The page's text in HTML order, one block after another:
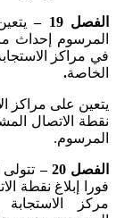
الفصل 19 –
المرسوم إحداث
في مراكز
الخاصة.
يتعين على مراكز
المرسوم.
الفصل 20 –
فورا إبلاغ نقطة
مركز